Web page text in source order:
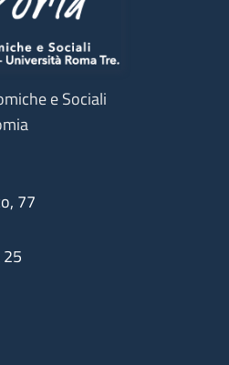
e Sociali
77